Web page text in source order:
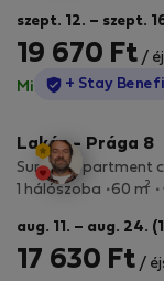
szept. 12. – szept.
19 670 Ft /
Minden díj benne
+ Stay
Lakás - Prága 8
Sunny appartment
1 hálószoba
60 m2
aug. 11. – aug. 24.
17 630 Ft /